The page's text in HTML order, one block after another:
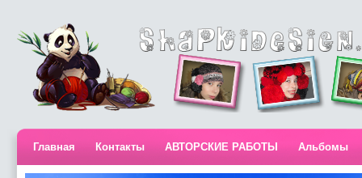
Главная Контакты АВТОРСКИЕ РАБОТЫ Альбомы